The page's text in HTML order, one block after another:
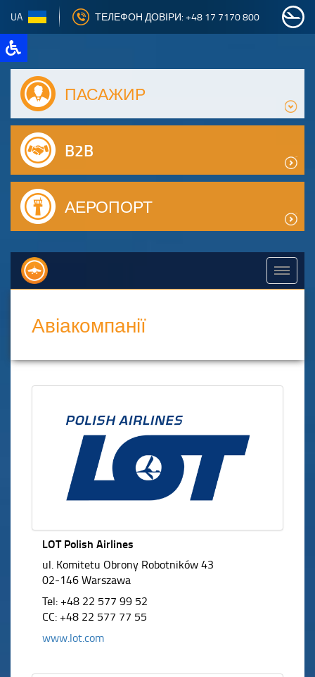
UA ТЕЛЕФОН ДОВІРИ: +48 17 7170 800
ПАСАЖИР
B2B
АЕРОПОРТ
Авіакомпанії
LOT Polish Airlines
ul. Komitetu Obrony Robotników 43
02-146 Warszawa
Tel: +48 22 577 99 52
CC: +48 22 577 77 55
www.lot.com